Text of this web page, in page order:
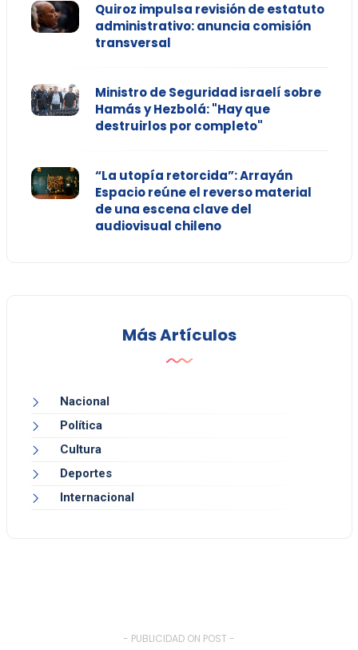
Quiroz impulsa revisión de estatuto
administrativo: anuncia comisión
transversal
Ministro de Seguridad israelí sobre
Hamás y Hezbolá: "Hay que
destruirlos por completo"
“La utopía retorcida”: Arrayán
Espacio reúne el reverso material
de una escena clave del
audiovisual chileno
Más Artículos
Nacional
Política
Cultura
Deportes
Internacional
- PUBLICIDAD ON POST -